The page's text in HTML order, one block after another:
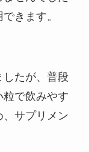
きます。
したが、普段
で飲みやす
、サプリメン